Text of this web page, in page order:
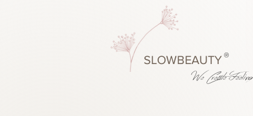
®
SLOWBEAUTY
We CreateFeeling